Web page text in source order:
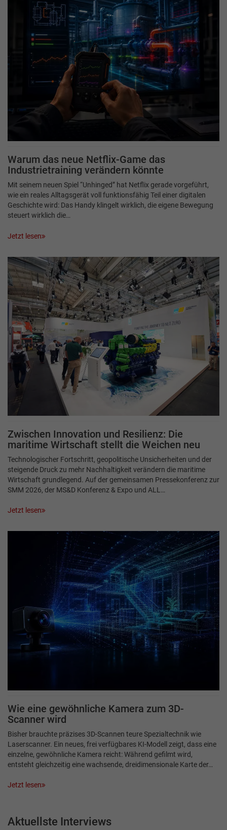
Warum das neue Netflix-Game das
Industrietraining verändern könnte
Mit seinem neuen Spiel “Unhinged” hat Netflix gerade vorgeführt,
wie ein reales Alltagsgerät voll funktionsfähig Teil einer digitalen
Geschichte wird: Das Handy klingelt wirklich, die eigene Bewegung
steuert wirklich die…
Jetzt lesen
Zwischen Innovation und Resilienz: Die
maritime Wirtschaft stellt die Weichen neu
Technologischer Fortschritt, geopolitische Unsicherheiten und der
steigende Druck zu mehr Nachhaltigkeit verändern die maritime
Wirtschaft grundlegend. Auf der gemeinsamen Pressekonferenz zur
SMM 2026, der MS&D Konferenz & Expo und ALL…
Jetzt lesen
Wie eine gewöhnliche Kamera zum 3D-
Scanner wird
Bisher brauchte präzises 3D-Scannen teure Spezialtechnik wie
Laserscanner. Ein neues, frei verfügbares KI-Modell zeigt, dass eine
einzelne, gewöhnliche Kamera reicht: Während gefilmt wird,
entsteht gleichzeitig eine wachsende, dreidimensionale Karte der…
Jetzt lesen
Aktuellste Interviews